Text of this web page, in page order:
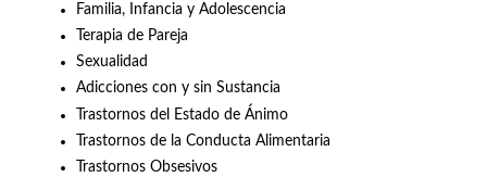
Familia, Infancia y Adolescencia
Terapia de Pareja
Sexualidad
Adicciones con y sin Sustancia
Trastornos del Estado de Ánimo
Trastornos de la Conducta Alimentaria
Trastornos Obsesivos